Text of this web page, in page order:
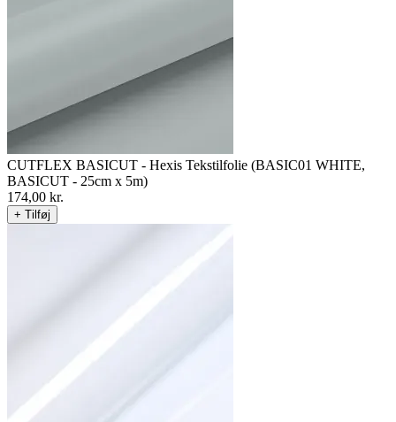
CUTFLEX BASICUT - Hexis Tekstilfolie (BASIC01 WHITE,
BASICUT - 25cm x 5m)
174,00 kr.
+ Tilføj